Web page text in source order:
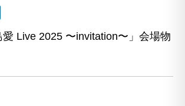
Live 2025 〜invitation〜」会場物